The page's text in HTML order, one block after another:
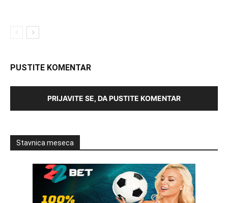
PUSTITE KOMENTAR
PRIJAVITE SE, DA PUSTITE KOMENTAR
Stavnica meseca